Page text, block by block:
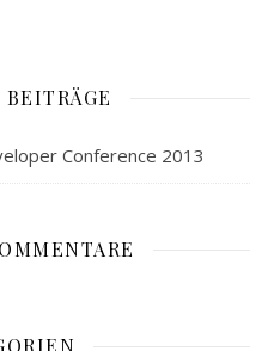
Conference 2013